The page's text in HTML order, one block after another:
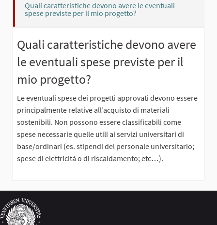
Quali caratteristiche devono avere le eventuali
spese previste per il mio progetto?
Quali caratteristiche devono avere
le eventuali spese previste per il
mio progetto?
Le eventuali spese dei progetti approvati devono essere
principalmente relative all’acquisto di materiali
sostenibili. Non possono essere classificabili come
spese necessarie quelle utili ai servizi universitari di
base/ordinari (es. stipendi del personale universitario;
spese di elettricità o di riscaldamento; etc…).